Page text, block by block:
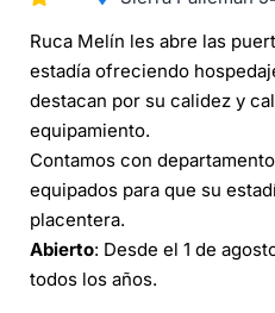
Ruca Melín les abre las
estadía ofreciendo
destacan por su calidez y
equipamiento.
Contamos con
equipados para que su
placentera.
Abierto: Desde el 1 de
todos los años.